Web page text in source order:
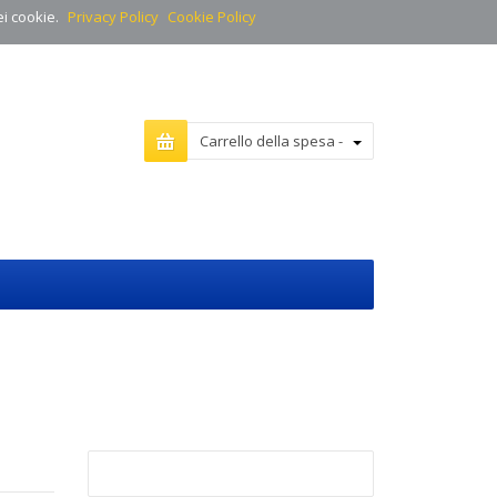
cookie. Privacy Policy Cookie Policy
Carrello della spesa -